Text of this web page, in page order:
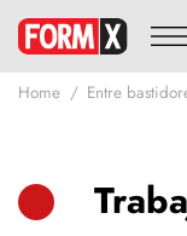
Home Entre